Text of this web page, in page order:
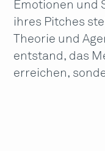
Emotionen und
ihres Pitches
Theorie und
entstand, das
erreichen,